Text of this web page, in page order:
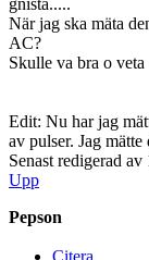
När jag ska mäta
AC?
Skulle va bra o
Edit: Nu har jag
av pulser. Jag
Senast redigerad av
Upp
Pepson